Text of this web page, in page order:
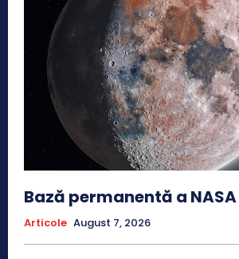
Bază permanentă a NASA
Articole August 7, 2026